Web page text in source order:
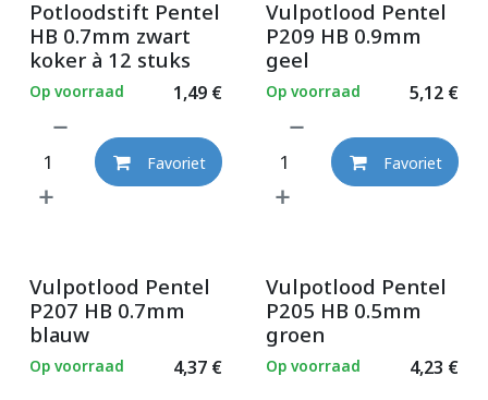
Potloodstift Pentel
HB 0.7mm zwart
koker à 12 stuks
1,49€
Op voorraad
Favoriet
Vulpotlood Pentel
P209 HB 0.9mm
geel
5,12€
Op voorraad
Favoriet
Vulpotlood Pentel
P207 HB 0.7mm
blauw
4,37€
Op voorraad
Vulpotlood Pentel
P205 HB 0.5mm
groen
4,23 €
Op voorraad